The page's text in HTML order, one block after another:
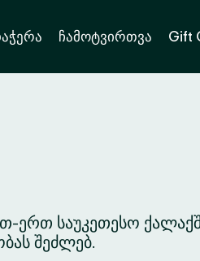
ჩამოტვირთვა Gift
ერთ საუკეთესო
შეძლებ.